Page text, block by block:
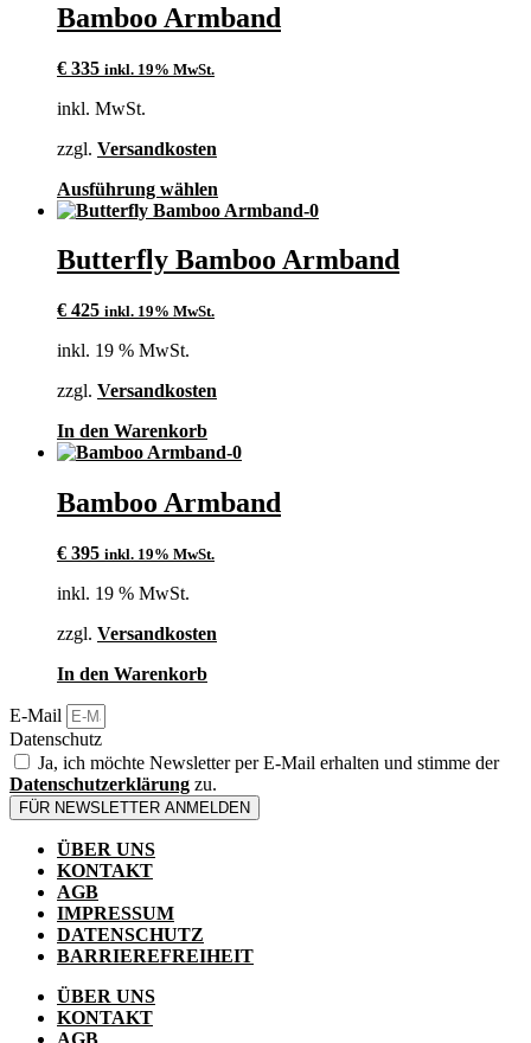
mehrere
Varianten
gewählt
werden
Bamboo Armband
€ 335 inkl. 19% MwSt.
inkl. MwSt.
zzgl. Versandkosten
Ausführung wählen
Produkt
mehrere
Varianten
gewählt
werden
Butterfly Bamboo Armband
€ 425 inkl. 19% MwSt.
inkl. 19 % MwSt.
zzgl. Versandkosten
In den Warenkorb
Bamboo Armband
€ 395 inkl. 19% MwSt.
inkl. 19 % MwSt.
zzgl. Versandkosten
In den Warenkorb
E-Mail
Datenschutz
Ja, ich möchte Newsletter per E-Mail erhalten und stimme der
Datenschutzerklärung zu.
FÜR NEWSLETTER ANMELDEN
ÜBER UNS
KONTAKT
AGB
IMPRESSUM
DATENSCHUTZ
BARRIEREFREIHEIT
ÜBER UNS
KONTAKT